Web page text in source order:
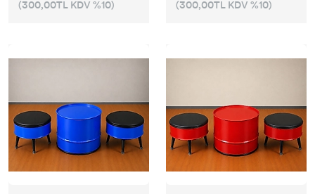
(300,00TL KDV %10) (300,00TL KDV %10)